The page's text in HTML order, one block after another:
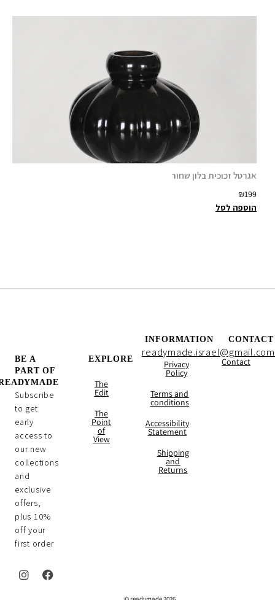
אגרטל זכוכית בלון שחור
₪199
הוספה לסל
CONTACT
readymade.israel@gmail.com
Contact
INFORMATION
Privacy
Policy
Terms and
conditions
Accessibility
Statement
Shipping
and
Returns
EXPLORE
The
Edit
The
Point
of
View
BE A
PART OF
Subscribe
to get
early
access to
our new
collections
and
exclusive
offers,
plus 10%
off your
first order